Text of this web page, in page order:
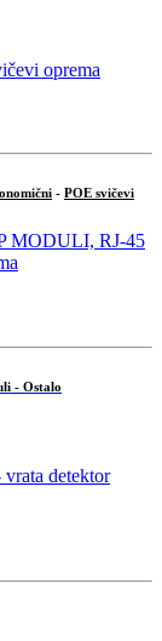
- POE svičevi
- Ostalo